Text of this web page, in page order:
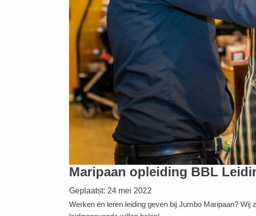
Maripaan opleiding BBL
Geplaatst: 24 mei 2022
Werken én leren leiding geven bij Jumbo Maripaan? Wij